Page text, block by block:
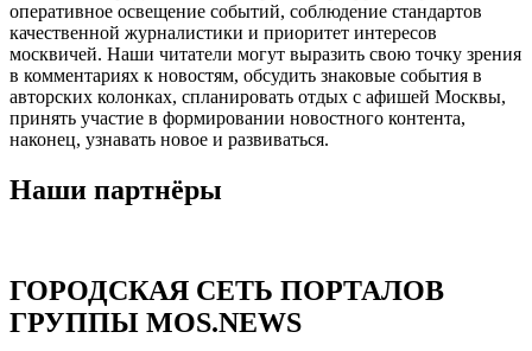
оперативное освещение событий, соблюдение стандартов
качественной журналистики и приоритет интересов
москвичей. Наши читатели могут выразить свою точку зрения
в комментариях к новостям, обсудить знаковые события в
авторских колонках, спланировать отдых с афишей Москвы,
принять участие в формировании новостного контента,
наконец, узнавать новое и развиваться.
Наши партнёры
ГОРОДСКАЯ СЕТЬ ПОРТАЛОВ
ГРУППЫ MOS.NEWS